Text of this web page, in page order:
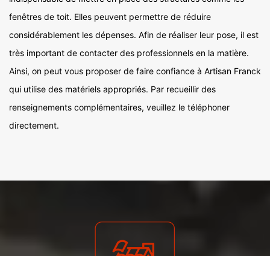
fenêtres de toit. Elles peuvent permettre de réduire
considérablement les dépenses. Afin de réaliser leur pose, il est
très important de contacter des professionnels en la matière.
Ainsi, on peut vous proposer de faire confiance à Artisan Franck
qui utilise des matériels appropriés. Par recueillir des
renseignements complémentaires, veuillez le téléphoner
directement.